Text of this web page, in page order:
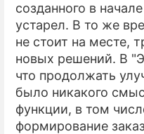
созданного в
устарел. В то же
не стоит на месте,
новых решений. В
что продолжать
было никакого
функции, в том
формирование